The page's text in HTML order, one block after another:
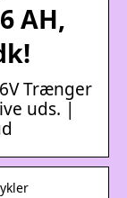
AH,
Trænger
uds. |